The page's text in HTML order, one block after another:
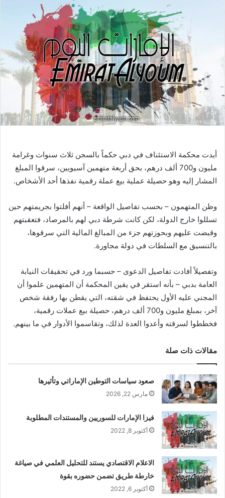
أيدت محكمة الاستئناف في دبي حكماً بالسجن ثلاث سنوات وغرامة
مليون و700 ألف درهم، بحق أربعة متهمين آسيويين، سرقوا المبلغ
المشار إليه وهو حصيلة عملية بيع عملة رقمية نفذها أحد الأشخاص.
وظن المتهمون – بحسب تفاصيل الواقعة – أنهم أفلتوا بجريمتهم حين
تسللوا خارج الدولة، لكن كانت شرطة دبي لهم بالمرصاد، فتعقبتهم
وقبضت عليهم وبحوزتهم جزء من المبالغ المالية التي سرقوها،
بالتنسيق مع السلطات في دولة مجاورة.
وتفصيلاً أفادت تفاصيل الدعوى – حسبما ورد في تحقيقات النيابة
العامة بدبي – بأنه استقر في يقين المحكمة أن المتهمين علموا أن
المجني عليه الأول يحتفظ في شقته، التي يقطن بها رفقة شخص
آخر، بمبلغ مليون و700 ألف درهم، حصيلة بيع عملات رقمية،
فخططوا لسرقته وأعدوا العدة لذلك، وتقاسموا الأدوار في ما بينهم.
مقالات ذات صلة
صعود سياسات التوطين الإماراتي وتأثيرها
مارس 22, 2026
فيزا الإمارات للسوريين والمستندات المطلوبة
أكتوبر 8, 2022
الاعلام الاقتصادي يستند للتحليل العلمي في صياغة
خارطة طريق تضمن حضوره بقوة
أكتوبر 6, 2022